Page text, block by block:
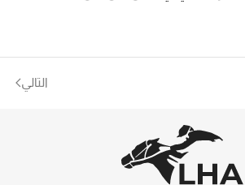
التالي